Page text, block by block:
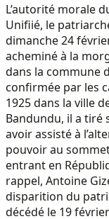
L’autorité morale
Unifiié, le
dimanche 24
acheminé à la
dans la commune
confirmée par les
1925 dans la ville
Bandundu, il a tiré
avoir assisté à
pouvoir au
entrant en
rappel, Antoine
disparition du
décédé le 19